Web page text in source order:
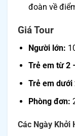
đoàn về
Giá Tour
Người lớn:
Trẻ em từ 2
Trẻ em dưới
Phòng đơn:
Các Ngày Khởi